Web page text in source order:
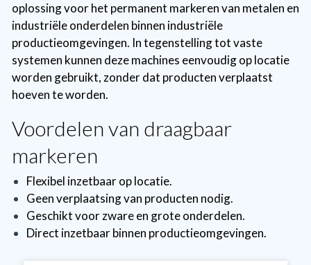
oplossing voor het permanent markeren van metalen en
industriële onderdelen binnen industriële
productieomgevingen. In tegenstelling tot vaste
systemen kunnen deze machines eenvoudig op locatie
worden gebruikt, zonder dat producten verplaatst
hoeven te worden.
Voordelen van draagbaar
markeren
Flexibel inzetbaar op locatie.
Geen verplaatsing van producten nodig.
Geschikt voor zware en grote onderdelen.
Direct inzetbaar binnen productieomgevingen.